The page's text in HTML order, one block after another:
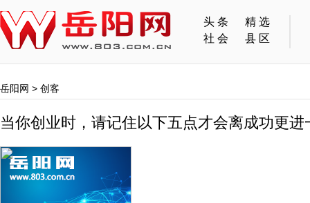
头条
精选
社会
县区
岳阳网 > 创客
当你创业时，请记住以下五点才会离成功更进